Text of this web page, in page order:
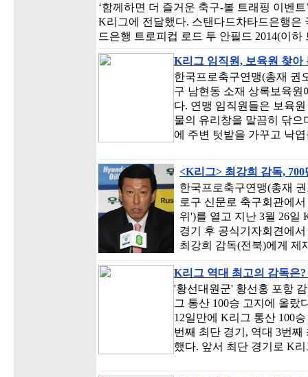
‘함께하면 더 즐거운 축구-볼 트래핑 이벤
K리그에 전달했다. 스탠다드차타드은행은
드은행 트로피컵 로드 투 안필드 2014(이
K리그 임직원, 보육원 찾
한국프로축구연맹(총재 권
구 남현동 소재 상록보육
다. 연맹 임직원들은 보육
물의 유리창을 말끔히 닦
에 주변 텃밭을 가꾸고 낙
<K리그> 최강희 감독,
한국프로축구연맹(총재
로구 신문로 축구회관에
위')를 열고 지난 3월 26일
경기 후 공식기자회견에
최강희 감독(전북)에게
K리그 역대 최고의 감독은?
'황선대원군' 황선홍 포항
그 통산 100승 고지에 올랐
12일만에 K리그 통산 100
번째 최단 경기, 역대 3번
했다. 앞서 최단 경기로 K